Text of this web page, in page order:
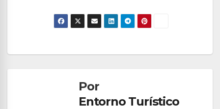
Navegación
entradasPor
Entorno Turístico